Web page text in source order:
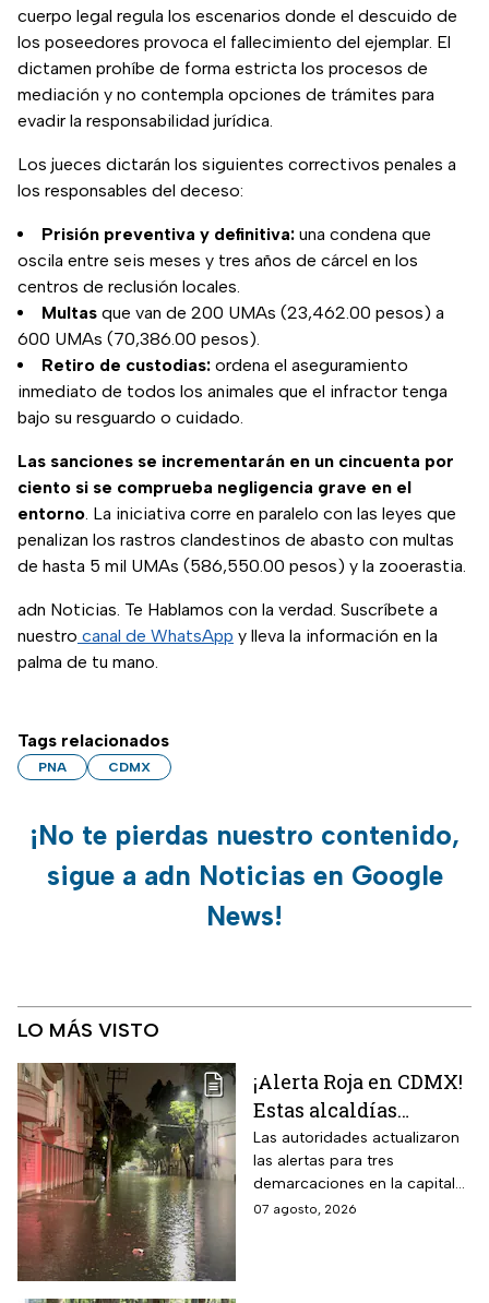
cuerpo legal regula los escenarios donde el descuido de
los poseedores provoca el fallecimiento del ejemplar. El
dictamen prohíbe de forma estricta los procesos de
mediación y no contempla opciones de trámites para
evadir la responsabilidad jurídica.
Los jueces dictarán los siguientes correctivos penales a
los responsables del deceso:
Prisión preventiva y definitiva: una condena que
oscila entre seis meses y tres años de cárcel en los
centros de reclusión locales.
Multas que van de 200 UMAs (23,462.00 pesos) a
600 UMAs (70,386.00 pesos).
Retiro de custodias: ordena el aseguramiento
inmediato de todos los animales que el infractor tenga
bajo su resguardo o cuidado.
Las sanciones se incrementarán en un cincuenta por
ciento si se comprueba negligencia grave en el
entorno. La iniciativa corre en paralelo con las leyes que
penalizan los rastros clandestinos de abasto con multas
de hasta 5 mil UMAs (586,550.00 pesos) y la zooerastia.
adn Noticias. Te Hablamos con la verdad. Suscríbete a
nuestro canal de WhatsApp y lleva la información en la
palma de tu mano.
Tags relacionados
PNA CDMX
¡No te pierdas nuestro contenido,
sigue a adn Noticias en Google
News!
LO MÁS VISTO
¡Alerta Roja en CDMX!
Estas alcaldías
registran lluvias
intensas e
inundaciones este
viernes 7 de agosto
Las autoridades actualizaron
las alertas para tres
demarcaciones en la capital
del país por las intensas
07 agosto, 2026